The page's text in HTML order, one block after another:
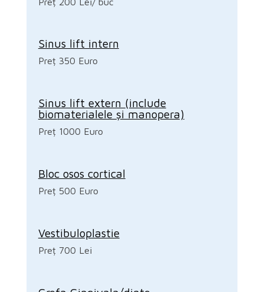
Sinus lift intern
Preț 350 Euro
Sinus lift extern (include
biomaterialele și manopera)
Preț 1000 Euro
Bloc osos cortical
Preț 500 Euro
Vestibuloplastie
Preț 700 Lei